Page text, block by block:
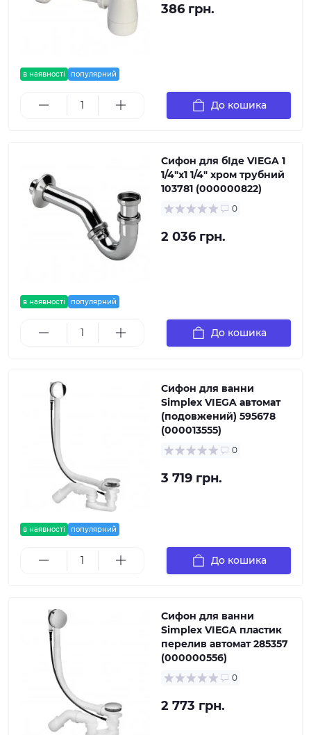
в наявності популярний
386 грн.
До кошика
в наявності популярний
Сифон для бІде VIEGA 1
1/4″х1 1/4″ хром трубний
103781 (000000822)
0
2 036 грн.
До кошика
в наявності популярний
Сифон для ванни
Simplex VIEGA автомат
(подовжений) 595678
(000013555)
0
3 719 грн.
До кошика
Сифон для ванни
Simplex VIEGA пластик
перелив автомат 285357
(000000556)
0
2 773 грн.